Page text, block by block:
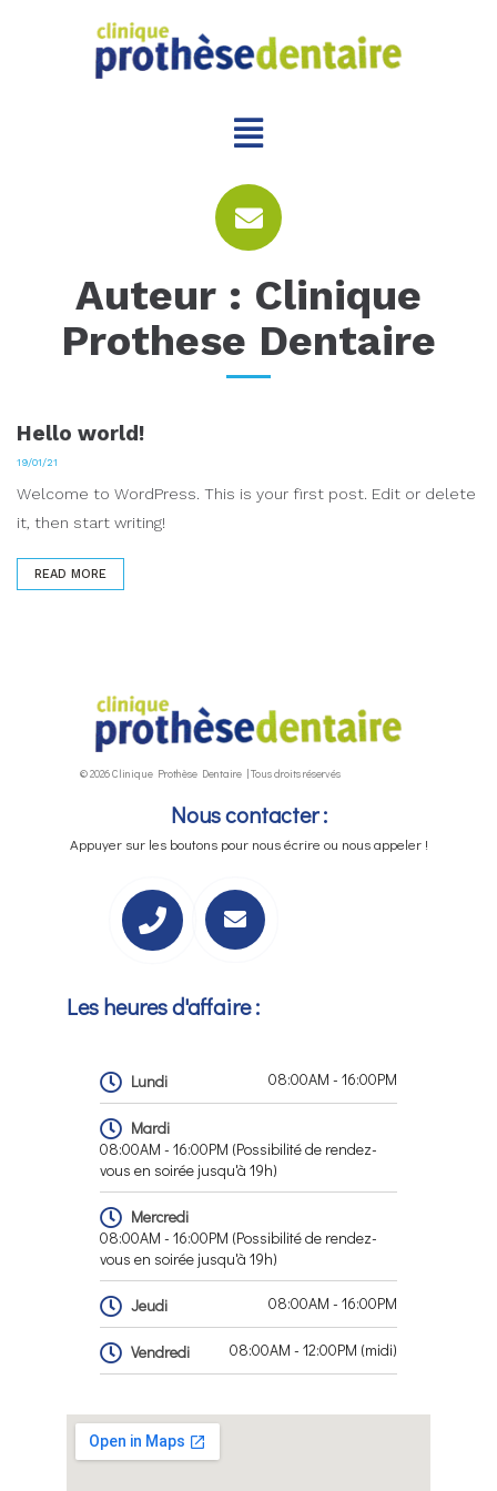
Auteur : Clinique
Prothese Dentaire
Hello world!
19/01/21
Welcome to WordPress. This is your first post. Edit or delete
it, then start writing!
READ MORE
© 2026 Clinique Prothèse Dentaire | Tous droits réservés
Nous contacter :
Appuyer sur les boutons pour nous écrire ou nous appeler !
Les heures d'affaire :
Lundi 08:00AM - 16:00PM
Mardi
08:00AM - 16:00PM (Possibilité de rendez-
vous en soirée jusqu'à 19h)
Mercredi
08:00AM - 16:00PM (Possibilité de rendez-
vous en soirée jusqu'à 19h)
Jeudi 08:00AM - 16:00PM
Vendredi 08:00AM - 12:00PM (midi)